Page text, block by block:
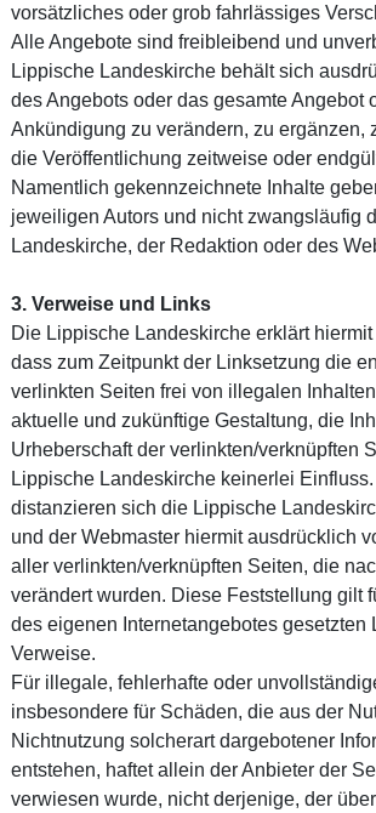
vorsätzliches oder grob fahrlässiges
Alle Angebote sind freibleibend und
Lippische Landeskirche behält sich
des Angebots oder das gesamte Angebot
Ankündigung zu verändern, zu ergänzen,
die Veröffentlichung zeitweise oder
Namentlich gekennzeichnete Inhalte
jeweiligen Autors und nicht zwangsläufig
Landeskirche, der Redaktion oder des
3. Verweise und Links
Die Lippische Landeskirche erklärt
dass zum Zeitpunkt der Linksetzung die
verlinkten Seiten frei von illegalen
aktuelle und zukünftige Gestaltung, die
Urheberschaft der verlinkten/verknüpften
Lippische Landeskirche keinerlei
distanzieren sich die Lippische
und der Webmaster hiermit ausdrücklich
aller verlinkten/verknüpften Seiten, die
verändert wurden. Diese Feststellung gilt
des eigenen Internetangebotes gesetzten
Verweise.
Für illegale, fehlerhafte oder
insbesondere für Schäden, die aus der
Nichtnutzung solcherart dargebotener
entstehen, haftet allein der Anbieter der
verwiesen wurde, nicht derjenige, der